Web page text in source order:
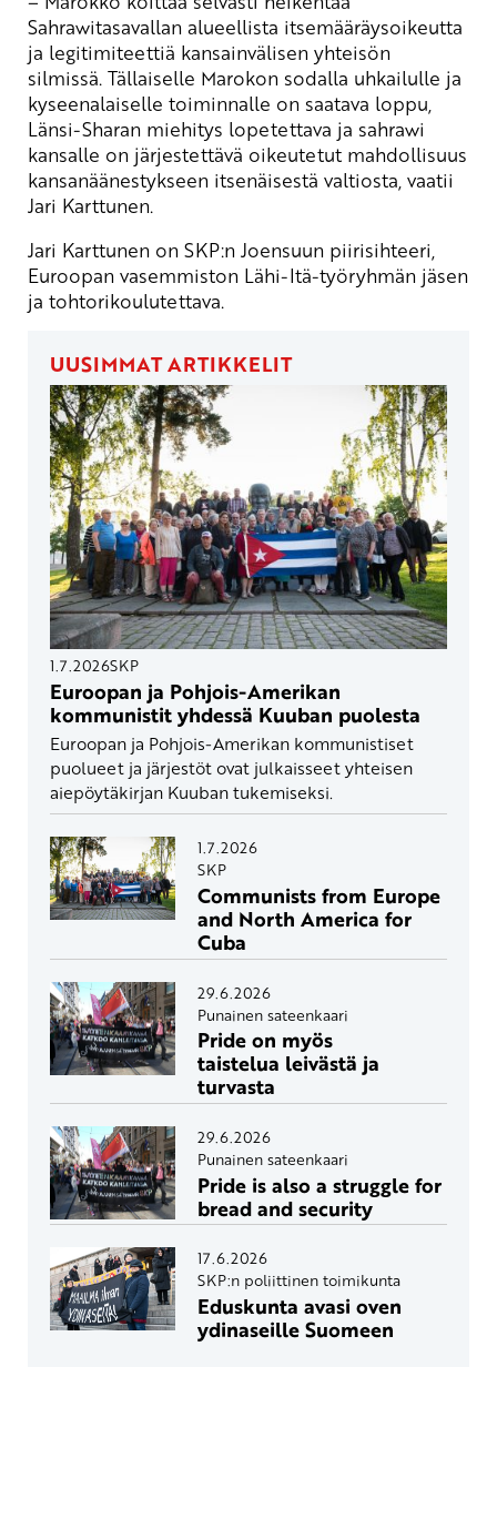
Sahrawitasavallan alueellista itsemääräysoikeutta
ja legitimiteettiä kansainvälisen yhteisön
silmissä. Tällaiselle Marokon sodalla uhkailulle ja
kyseenalaiselle toiminnalle on saatava loppu,
Länsi-Sharan miehitys lopetettava ja sahrawi
kansalle on järjestettävä oikeutetut mahdollisuus
kansanäänestykseen itsenäisestä valtiosta, vaatii
Jari Karttunen.
Jari Karttunen on SKP:n Joensuun piirisihteeri,
Euroopan vasemmiston Lähi-Itä-työryhmän jäsen
ja tohtorikoulutettava.
UUSIMMAT ARTIKKELIT
1.7.2026SKP
Euroopan ja Pohjois-Amerikan
kommunistit yhdessä Kuuban puolesta
Euroopan ja Pohjois-Amerikan kommunistiset
puolueet ja järjestöt ovat julkaisseet yhteisen
aiepöytäkirjan Kuuban tukemiseksi.
1.7.2026
SKP
Communists from Europe
and North America for
Cuba
29.6.2026
Punainen sateenkaari
Pride on myös
taistelua leivästä ja
turvasta
29.6.2026
Punainen sateenkaari
Pride is also a struggle for
bread and security
17.6.2026
SKP:n poliittinen toimikunta
Eduskunta avasi oven
ydinaseille Suomeen